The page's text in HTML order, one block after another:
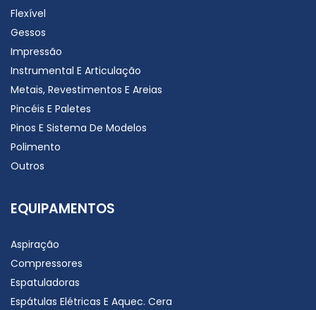
Flexível
Gessos
Impressão
Instrumental E Articulação
Metais, Revestimentos E Areias
Pincéis E Paletes
Pinos E Sistema De Modelos
Polimento
Outros
EQUIPAMENTOS
Aspiração
Compressores
Espatuladoras
Espátulas Elétricas E Aquec. Cera